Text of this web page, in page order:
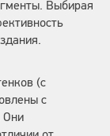
Выбирая
(с
с
Они